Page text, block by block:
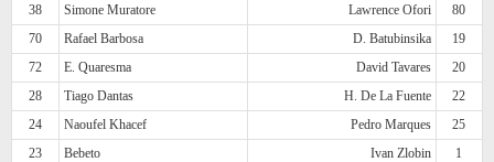
38 Simone Muratore Lawrence Ofori
80
70
Rafael Barbosa D. Batubinsika
19
72
E. Quaresma David Tavares
20
28
Tiago Dantas H. De La Fuente
22
24
Naoufel Khacef Pedro Marques
25
23
Bebeto Ivan Zlobin
1